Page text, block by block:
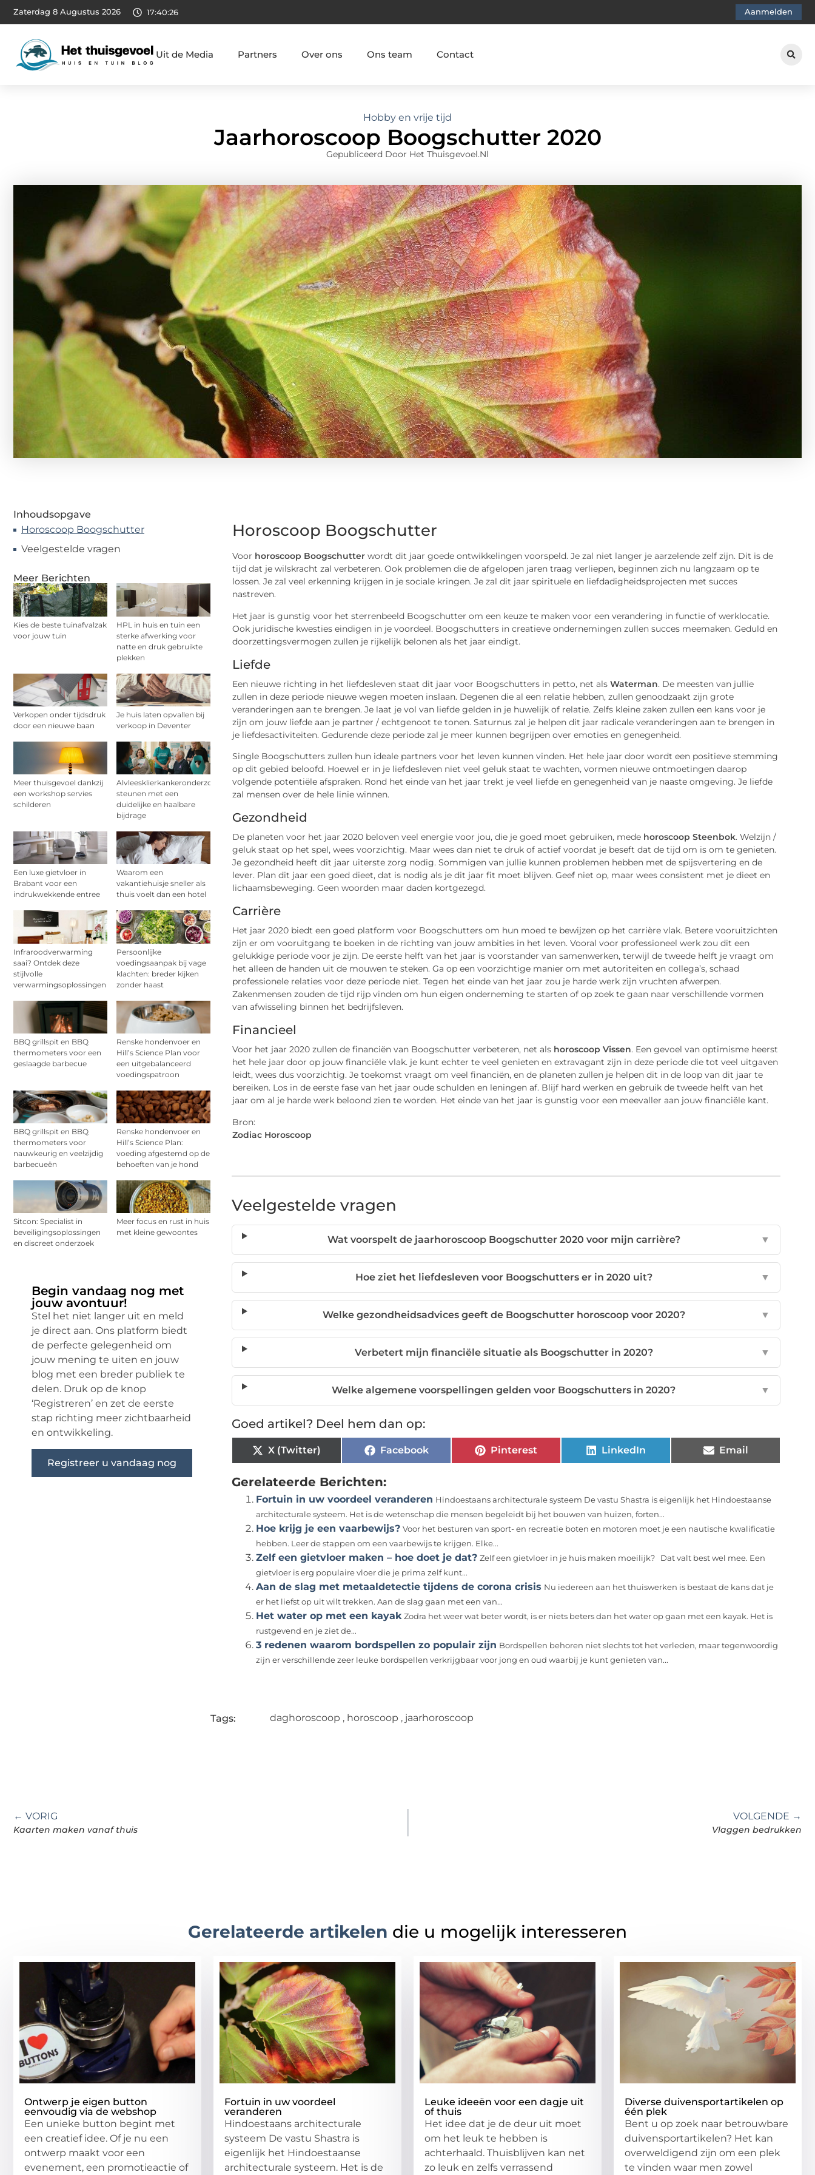
Zaterdag 8 Augustus 2026 17:40:27 Aanmelden
Uit de Media Partners Over ons Ons team Contact
Hobby en vrije tijd
Jaarhoroscoop Boogschutter 2020
Gepubliceerd Door Het Thuisgevoel.nl
Inhoudsopgave
Horoscoop Boogschutter
Veelgestelde vragen
Meer Berichten
Kies de beste tuinafvalzak
voor jouw tuin
HPL in huis en tuin een
sterke afwerking voor
natte en druk gebruikte
plekken
Verkopen onder tijdsdruk
door een nieuwe baan
Je huis laten opvallen bij
verkoop in Deventer
Meer thuisgevoel dankzij
een workshop servies
schilderen
Alvleesklierkankeronderzoek
steunen met een
duidelijke en haalbare
bijdrage
Een luxe gietvloer in
Brabant voor een
indrukwekkende entree
Waarom een
vakantiehuisje sneller als
thuis voelt dan een hotel
Infraroodverwarming
saai? Ontdek deze
stijlvolle
verwarmingsoplossingen
Persoonlijke
voedingsaanpak bij vage
klachten: breder kijken
zonder haast
BBQ grillspit en BBQ
thermometers voor een
geslaagde barbecue
Renske hondenvoer en
Hill’s Science Plan voor
een uitgebalanceerd
voedingspatroon
BBQ grillspit en BBQ
thermometers voor
nauwkeurig en veelzijdig
barbecueën
Renske hondenvoer en
Hill’s Science Plan:
voeding afgestemd op de
behoeften van je hond
Sitcon: Specialist in
beveiligingsoplossingen
en discreet onderzoek
Meer focus en rust in huis
met kleine gewoontes
Begin vandaag nog met
jouw avontuur!
Stel het niet langer uit en meld
je direct aan. Ons platform biedt
de perfecte gelegenheid om
jouw mening te uiten en jouw
blog met een breder publiek te
delen. Druk op de knop
‘Registreren’ en zet de eerste
stap richting meer zichtbaarheid
en ontwikkeling.
Registreer u vandaag nog
Horoscoop Boogschutter
Voor horoscoop Boogschutter wordt dit jaar goede ontwikkelingen voorspeld. Je zal niet langer je aarzelende zelf zijn. Dit is de
tijd dat je wilskracht zal verbeteren. Ook problemen die de afgelopen jaren traag verliepen, beginnen zich nu langzaam op te
lossen. Je zal veel erkenning krijgen in je sociale kringen. Je zal dit jaar spirituele en liefdadigheidsprojecten met succes
nastreven.
Het jaar is gunstig voor het sterrenbeeld Boogschutter om een keuze te maken voor een verandering in functie of werklocatie.
Ook juridische kwesties eindigen in je voordeel. Boogschutters in creatieve ondernemingen zullen succes meemaken. Geduld en
doorzettingsvermogen zullen je rijkelijk belonen als het jaar eindigt.
Liefde
Een nieuwe richting in het liefdesleven staat dit jaar voor Boogschutters in petto, net als Waterman. De meesten van jullie
zullen in deze periode nieuwe wegen moeten inslaan. Degenen die al een relatie hebben, zullen genoodzaakt zijn grote
veranderingen aan te brengen. Je laat je vol van liefde gelden in je huwelijk of relatie. Zelfs kleine zaken zullen een kans voor je
zijn om jouw liefde aan je partner / echtgenoot te tonen. Saturnus zal je helpen dit jaar radicale veranderingen aan te brengen in
je liefdesactiviteiten. Gedurende deze periode zal je meer kunnen begrijpen over emoties en genegenheid.
Single Boogschutters zullen hun ideale partners voor het leven kunnen vinden. Het hele jaar door wordt een positieve stemming
op dit gebied beloofd. Hoewel er in je liefdesleven niet veel geluk staat te wachten, vormen nieuwe ontmoetingen daarop
volgende potentiële afspraken. Rond het einde van het jaar trekt je veel liefde en genegenheid van je naaste omgeving. Je liefde
zal mensen over de hele linie winnen.
Gezondheid
De planeten voor het jaar 2020 beloven veel energie voor jou, die je goed moet gebruiken, mede horoscoop Steenbok. Welzijn /
geluk staat op het spel, wees voorzichtig. Maar wees dan niet te druk of actief voordat je beseft dat de tijd om is om te genieten.
Je gezondheid heeft dit jaar uiterste zorg nodig. Sommigen van jullie kunnen problemen hebben met de spijsvertering en de
lever. Plan dit jaar een goed dieet, dat is nodig als je dit jaar fit moet blijven. Geef niet op, maar wees consistent met je dieet en
lichaamsbeweging. Geen woorden maar daden kortgezegd.
Carrière
Het jaar 2020 biedt een goed platform voor Boogschutters om hun moed te bewijzen op het carrière vlak. Betere vooruitzichten
zijn er om vooruitgang te boeken in de richting van jouw ambities in het leven. Vooral voor professioneel werk zou dit een
gelukkige periode voor je zijn. De eerste helft van het jaar is voorstander van samenwerken, terwijl de tweede helft je vraagt om
het alleen de handen uit de mouwen te steken. Ga op een voorzichtige manier om met autoriteiten en collega’s, schaad
professionele relaties voor deze periode niet. Tegen het einde van het jaar zou je harde werk zijn vruchten afwerpen.
Zakenmensen zouden de tijd rijp vinden om hun eigen onderneming te starten of op zoek te gaan naar verschillende vormen
van afwisseling binnen het bedrijfsleven.
Financieel
Voor het jaar 2020 zullen de financiën van Boogschutter verbeteren, net als horoscoop Vissen. Een gevoel van optimisme heerst
het hele jaar door op jouw financiële vlak. je kunt echter te veel genieten en extravagant zijn in deze periode die tot veel uitgaven
leidt, wees dus voorzichtig. Je toekomst vraagt om veel financiën, en de planeten zullen je helpen dit in de loop van dit jaar te
bereiken. Los in de eerste fase van het jaar oude schulden en leningen af. Blijf hard werken en gebruik de tweede helft van het
jaar om al je harde werk beloond zien te worden. Het einde van het jaar is gunstig voor een meevaller aan jouw financiële kant.
Bron:
Zodiac Horoscoop
Veelgestelde vragen
Wat voorspelt de jaarhoroscoop Boogschutter 2020 voor mijn carrière? ▼
Hoe ziet het liefdesleven voor Boogschutters er in 2020 uit? ▼
Welke gezondheidsadvices geeft de Boogschutter horoscoop voor 2020? ▼
Verbetert mijn financiële situatie als Boogschutter in 2020? ▼
Welke algemene voorspellingen gelden voor Boogschutters in 2020? ▼
Goed artikel? Deel hem dan op:
X (Twitter) Facebook Pinterest LinkedIn Email
Gerelateerde Berichten:
Fortuin in uw voordeel veranderen Hindoestaans architecturale systeem De vastu Shastra is eigenlijk het Hindoestaanse
architecturale systeem. Het is de wetenschap die mensen begeleidt bij het bouwen van huizen, forten...
Hoe krijg je een vaarbewijs? Voor het besturen van sport- en recreatie boten en motoren moet je een nautische kwalificatie
hebben. Leer de stappen om een vaarbewijs te krijgen. Elke...
Zelf een gietvloer maken – hoe doet je dat? Zelf een gietvloer in je huis maken moeilijk? Dat valt best wel mee. Een
gietvloer is erg populaire vloer die je prima zelf kunt...
Aan de slag met metaaldetectie tijdens de corona crisis Nu iedereen aan het thuiswerken is bestaat de kans dat je
er het liefst op uit wilt trekken. Aan de slag gaan met een van...
Het water op met een kayak Zodra het weer wat beter wordt, is er niets beters dan het water op gaan met een kayak. Het is
rustgevend en je ziet de...
3 redenen waarom bordspellen zo populair zijn Bordspellen behoren niet slechts tot het verleden, maar tegenwoordig
zijn er verschillende zeer leuke bordspellen verkrijgbaar voor jong en oud waarbij je kunt genieten van...
Tags: daghoroscoop , horoscoop , jaarhoroscoop
← VORIG
Kaarten maken vanaf thuis
VOLGENDE →
Vlaggen bedrukken
Gerelateerde artikelen die u mogelijk interesseren
Ontwerp je eigen button
eenvoudig via de webshop
Een unieke button begint met
een creatief idee. Of je nu een
ontwerp maakt voor een
evenement, een promotieactie of
Fortuin in uw voordeel
veranderen
Hindoestaans architecturale
systeem De vastu Shastra is
eigenlijk het Hindoestaanse
architecturale systeem. Het is de
Leuke ideeën voor een dagje uit
of thuis
Het idee dat je de deur uit moet
om het leuk te hebben is
achterhaald. Thuisblijven kan net
zo leuk en zelfs verrassend
Diverse duivensportartikelen op
één plek
Bent u op zoek naar betrouwbare
duivensportartikelen? Het kan
overweldigend zijn om een plek
te vinden waar men zowel